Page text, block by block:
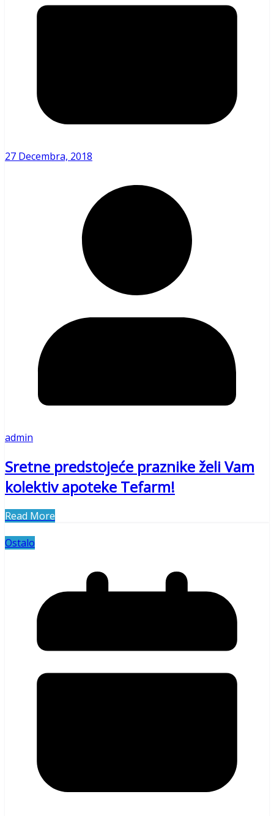
27 Decembra, 2018
admin
Sretne predstojeće praznike želi Vam
kolektiv apoteke Tefarm!
Read More
Ostalo